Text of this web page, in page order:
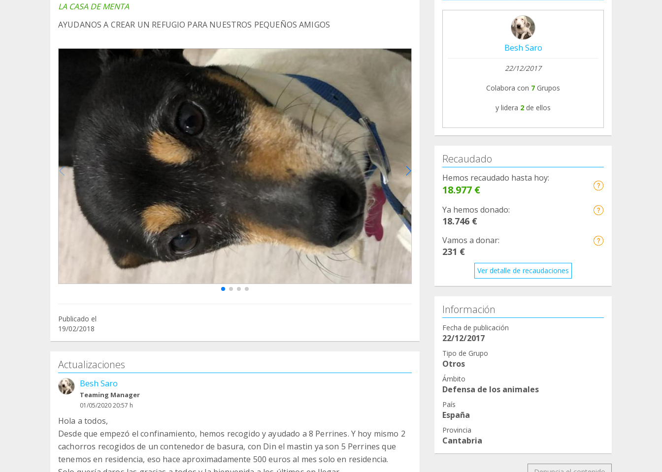
LA CASA DE MENTA
AYUDANOS A CREAR UN REFUGIO PARA NUESTROS PEQUEÑOS AMIGOS
Publicado el
19/02/2018
Actualizaciones
Besh Saro
Teaming Manager
01/05/2020 20:57 h
Hola a todos,
Desde que empezó el confinamiento, hemos recogido y ayudado a 8 Perrines. Y hoy mismo 2
cachorros recogidos de un contenedor de basura, con Din el mastin ya son 5 Perrines que
tenemos en residencia, eso hace aproximadamente 500 euros al mes solo en residencia.
Besh Saro
22/12/2017
Colabora con 7 Grupos
y lidera 2 de ellos
Recaudado
Hemos recaudado hasta hoy:
18.977 €
Ya hemos donado:
18.746 €
Vamos a donar:
231 €
Ver detalle de recaudaciones
Información
Fecha de publicación
22/12/2017
Tipo de Grupo
Otros
Ámbito
Defensa de los animales
País
España
Provincia
Cantabria